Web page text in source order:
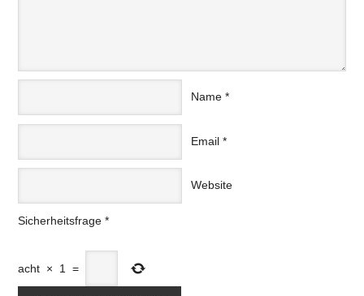
Name *
Email *
Website
Sicherheitsfrage *
acht × 1 =